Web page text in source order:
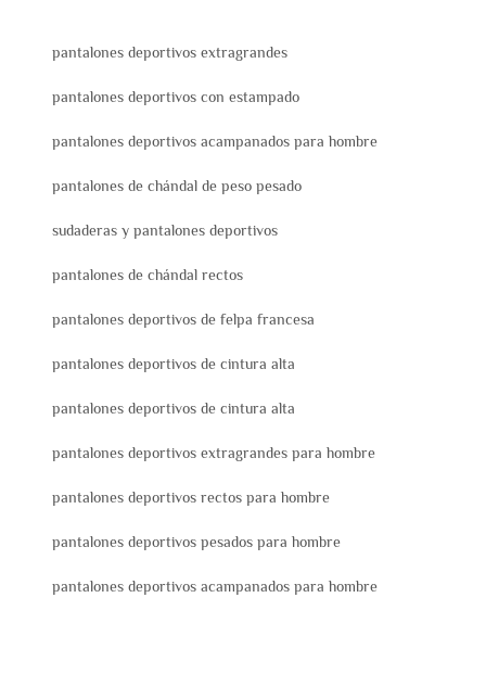
pantalones deportivos extragrandes
pantalones deportivos con estampado
pantalones deportivos acampanados para hombre
pantalones de chándal de peso pesado
sudaderas y pantalones deportivos
pantalones de chándal rectos
pantalones deportivos de felpa francesa
pantalones deportivos de cintura alta
pantalones deportivos de cintura alta
pantalones deportivos extragrandes para hombre
pantalones deportivos rectos para hombre
pantalones deportivos pesados para hombre
pantalones deportivos acampanados para hombre